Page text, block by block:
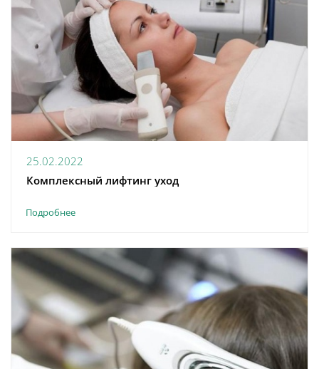
25.02.2022
Комплексный лифтинг уход
Подробнее